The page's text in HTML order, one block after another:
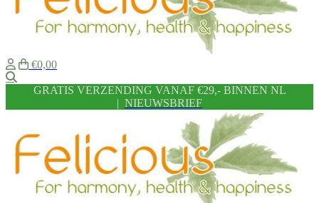
€0,00
GRATIS VERZENDING VANAF €29,- BINNEN NL
| NIEUWSBRIEF